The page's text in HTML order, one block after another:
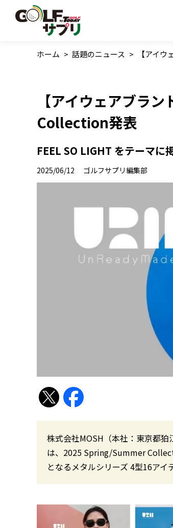
ホーム > 話題のニュース > 【アイ
【アイウェアブラ
Collection発表
FEEL SO LIGHT をテーマに
2025/06/12 ゴルフサプリ編集部
株式会社MOSH（本社：東京都狛
は、2025 Spring/Summer
となるメタルシリーズ 4型16アイ